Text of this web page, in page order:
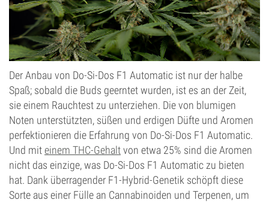
Der Anbau von Do-Si-Dos F1 Automatic ist nur der halbe
Spaß; sobald die Buds geerntet wurden, ist es an der Zeit,
sie einem Rauchtest zu unterziehen. Die von blumigen
Noten unterstützten, süßen und erdigen Düfte und Aromen
perfektionieren die Erfahrung von Do-Si-Dos F1 Automatic.
Und miteinem THC-Gehaltvon etwa 25% sind die Aromen
nicht das einzige, was Do-Si-Dos F1 Automatic zu bieten
hat. Dank überragender F1-Hybrid-Genetik schöpft diese
Sorte aus einer Fülle an Cannabinoiden und Terpenen, um